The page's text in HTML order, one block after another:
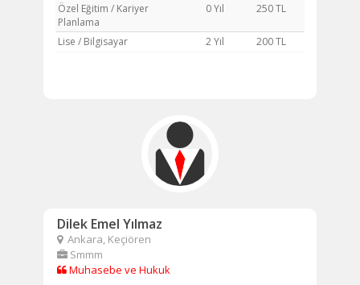
Özel Eğitim / Kariyer
Planlama
0 Yıl 250 TL
Lise / Bilgisayar 2 Yıl 200 TL
Dilek Emel Yılmaz
Ankara, Keçiören
Smmm
Muhasebe ve Hukuk